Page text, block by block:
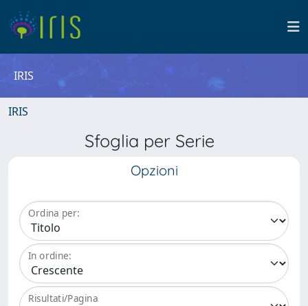
IRIS
IRIS
Sfoglia per Serie
Opzioni
Ordina per:
In ordine:
Risultati/Pagina